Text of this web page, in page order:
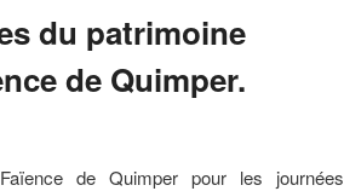
du patrimoine
de Quimper.
de Quimper pour les journées